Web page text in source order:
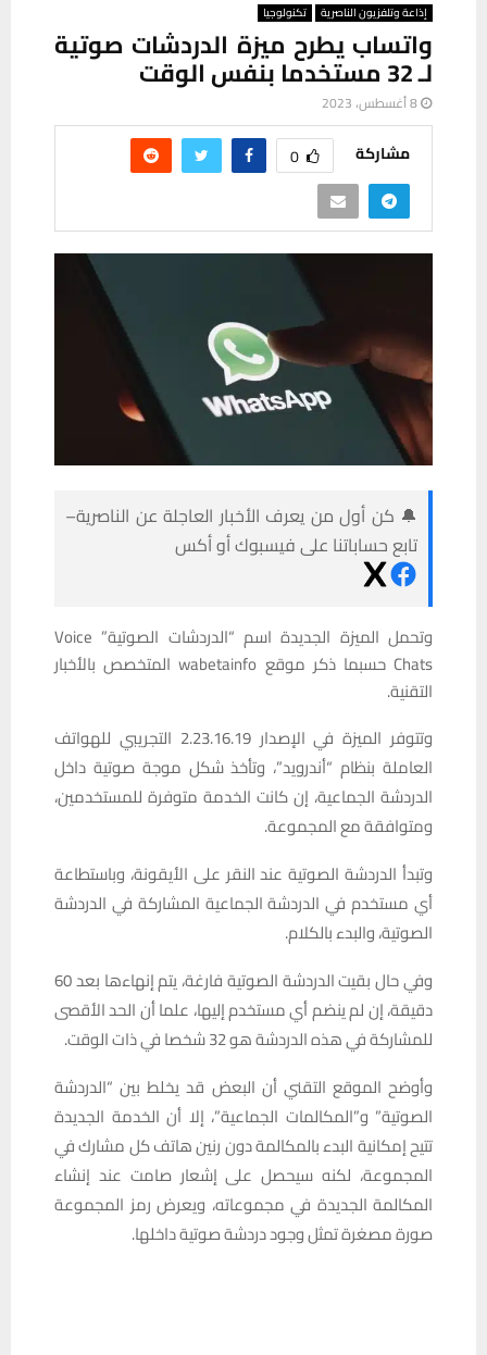
إذاعة وتلفزيون الناصرية تكنولوجيا
واتساب يطرح ميزة الدردشات صوتية
لـ 32 مستخدما بنفس الوقت
8 أغسطس، 2023
مشاركة 0
🔔 كن أول من يعرف الأخبار العاجلة عن الناصرية–
تابع حساباتنا على فيسبوك أو أكس
وتحمل الميزة الجديدة اسم “الدردشات الصوتية” Voice
Chats حسبما ذكر موقع wabetainfo المتخصص بالأخبار
التقنية.
وتتوفر الميزة في الإصدار 2.23.16.19 التجريبي للهواتف
العاملة بنظام “أندرويد”، وتأخذ شكل موجة صوتية داخل
الدردشة الجماعية، إن كانت الخدمة متوفرة للمستخدمين،
ومتوافقة مع المجموعة.
وتبدأ الدردشة الصوتية عند النقر على الأيقونة، وباستطاعة
أي مستخدم في الدردشة الجماعية المشاركة في الدردشة
الصوتية، والبدء بالكلام.
وفي حال بقيت الدردشة الصوتية فارغة، يتم إنهاءها بعد 60
دقيقة، إن لم ينضم أي مستخدم إليها، علما أن الحد الأقصى
للمشاركة في هذه الدردشة هو 32 شخصا في ذات الوقت.
وأوضح الموقع التقني أن البعض قد يخلط بين “الدردشة
الصوتية” و”المكالمات الجماعية”، إلا أن الخدمة الجديدة
تتيح إمكانية البدء بالمكالمة دون رنين هاتف كل مشارك في
المجموعة، لكنه سيحصل على إشعار صامت عند إنشاء
المكالمة الجديدة في مجموعاته، ويعرض رمز المجموعة
صورة مصغرة تمثل وجود دردشة صوتية داخلها.